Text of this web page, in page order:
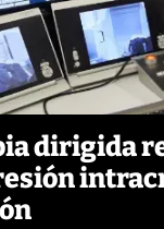
dirigida